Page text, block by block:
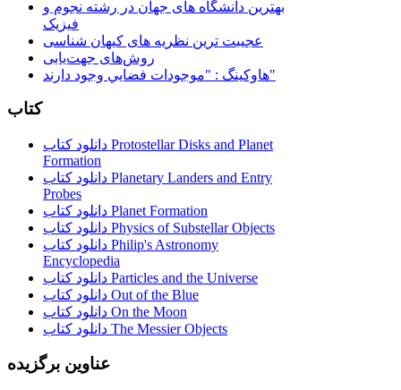
بهترین دانشگاه های جهان در رشته نجوم و
فیزیک
عجیبت ترین نظریه های کیهان شناسی
روش‌های جهت‌یابی
هاوكينگ : "موجودات فضايي وجود دارند"
کتاب
دانلود کتاب Protostellar Disks and Planet
Formation
دانلود کتاب Planetary Landers and Entry
Probes
دانلود کتاب Planet Formation
دانلود کتاب Physics of Substellar Objects
دانلود کتاب Philip's Astronomy
Encyclopedia
دانلود کتاب Particles and the Universe
دانلود کتاب Out of the Blue
دانلود کتاب On the Moon
دانلود کتاب The Messier Objects
عناوین برگزیده